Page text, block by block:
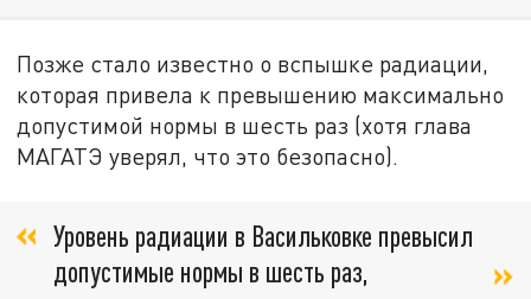
Позже стало известно о вспышке радиации,
которая привела к превышению максимально
допустимой нормы в шесть раз (хотя глава
МАГАТЭ уверял, что это безопасно).
Уровень радиации в Васильковке превысил
допустимые нормы в шесть раз,